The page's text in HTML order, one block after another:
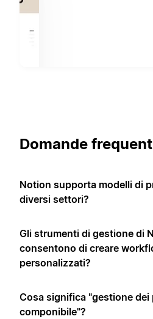
Domande
Notion supporta modelli di
diversi settori?
Gli strumenti di gestione di
consentono di creare
personalizzati?
Cosa significa "gestione
componibile"?